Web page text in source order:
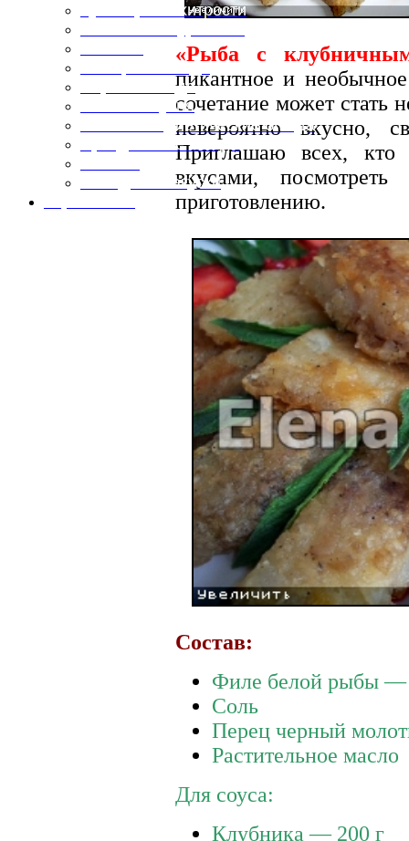
Кулинарные хитрости
Первые блюда
Полевая кухня
Постные и диетические блюда
Праздничные блюда
Холодные закуски
«Рыба с
пикантное и
сочетание может стать
невероятно вкусно,
Приглашаю всех, кто
вкусами,
приготовлению.
Состав:
Филе белой рыбы —
Соль
Перец черный
Растительное масло
Для соуса:
Клубника — 200 г